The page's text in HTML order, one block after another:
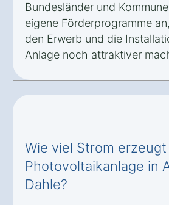
Bundesländer und
eigene Förderprogramme
den Erwerb und die
Anlage noch attraktiver
Wie viel Strom
Photovoltaikanlage in
Dahle?